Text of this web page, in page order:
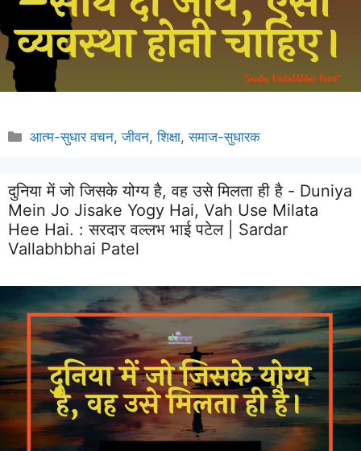
Categories
आत्म-सुधार वचन,जीवन,शिक्षा,समाज-सुधारक
दुनिया में जो जिसके योग्य है, वह उसे मिलता ही है - Duniya
Mein Jo Jisake Yogy Hai, Vah Use Milata
Hee Hai. :सरदार वल्लभ भाई पटेल | Sardar
Vallabhbhai Patel